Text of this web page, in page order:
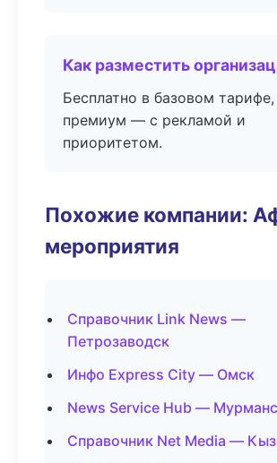
Как разместить
Бесплатно в базовом тарифе,
премиум — с рекламой и
приоритетом.
Похожие компании:
мероприятия
Справочник Link News —
Петрозаводск
Инфо Express City — Омск
News Service Hub —
Справочник Net Media —